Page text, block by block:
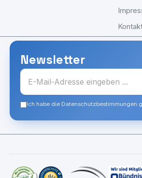
Newsletter
Ich habe die Datenschutzbestimmungen